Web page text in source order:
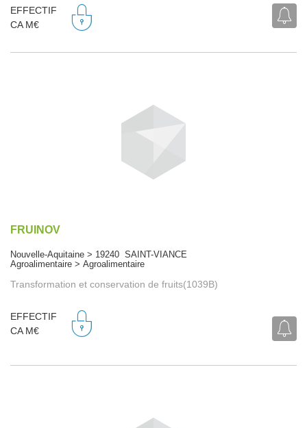
EFFECTIF
CA M€
FRUINOV
Nouvelle-Aquitaine > 19240 SAINT-VIANCE
Agroalimentaire > Agroalimentaire
Transformation et conservation de fruits(1039B)
EFFECTIF
CA M€